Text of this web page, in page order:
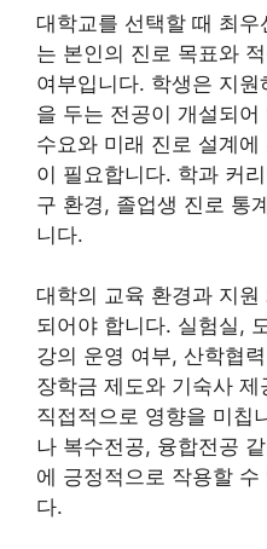
대학교를 선택할 때 최
는 본인의 진로 목표와
여부입니다. 학생은 지
을 두는 전공이 개설되
수요와 미래 진로 설계
이 필요합니다. 학과 커
구 환경, 졸업생 진로 통
니다.
대학의 교육 환경과 지
되어야 합니다. 실험실,
강의 운영 여부, 산학협
장학금 제도와 기숙사
직접적으로 영향을 미칩
나 복수전공, 융합전공
에 긍정적으로 작용할
다.